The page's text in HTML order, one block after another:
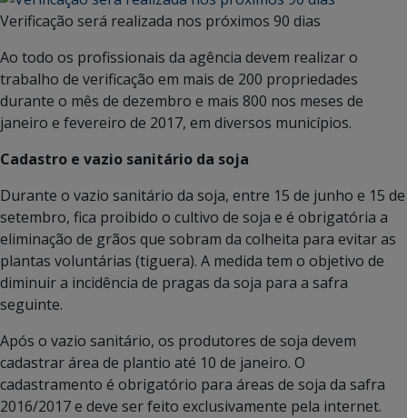
Verificação será realizada nos próximos 90 dias
Ao todo os profissionais da agência devem realizar o
trabalho de verificação em mais de 200 propriedades
durante o mês de dezembro e mais 800 nos meses de
janeiro e fevereiro de 2017, em diversos municípios.
Cadastro e vazio sanitário da soja
Durante o vazio sanitário da soja, entre 15 de junho e 15 de
setembro, fica proibido o cultivo de soja e é obrigatória a
eliminação de grãos que sobram da colheita para evitar as
plantas voluntárias (tiguera). A medida tem o objetivo de
diminuir a incidência de pragas da soja para a safra
seguinte.
Após o vazio sanitário, os produtores de soja devem
cadastrar área de plantio até 10 de janeiro. O
cadastramento é obrigatório para áreas de soja da safra
2016/2017 e deve ser feito exclusivamente pela internet.